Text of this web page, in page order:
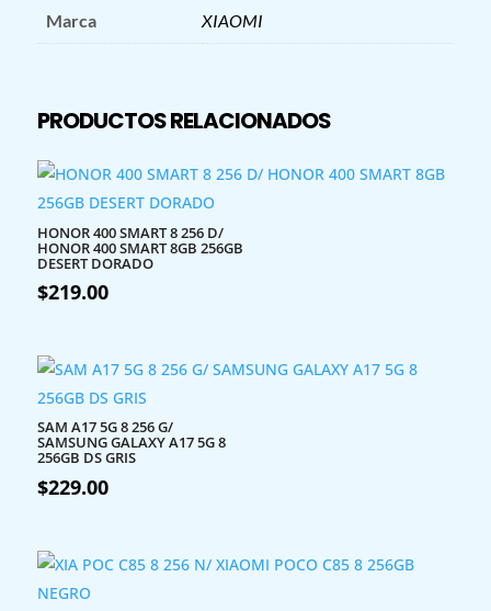
Marca XIAOMI
PRODUCTOS RELACIONADOS
HONOR 400 SMART 8 256 D/
HONOR 400 SMART 8GB 256GB
DESERT DORADO
$219.00
SAM A17 5G 8 256 G/
SAMSUNG GALAXY A17 5G 8
256GB DS GRIS
$229.00